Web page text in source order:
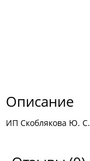
Описание
ИП Скоблякова Ю. С.